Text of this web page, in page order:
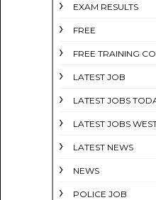
EXAM RESULTS
FREE
FREE TRAINING
LATEST JOB
LATEST JOBS
LATEST JOBS
LATEST NEWS
NEWS
POLICE JOB